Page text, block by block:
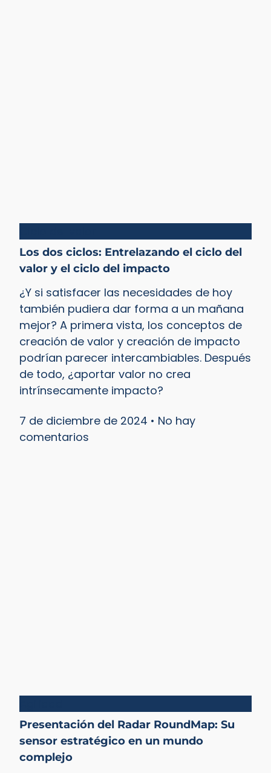
Los dos ciclos: Entrelazando el ciclo del
valor y el ciclo del impacto
¿Y si satisfacer las necesidades de hoy
también pudiera dar forma a un mañana
mejor? A primera vista, los conceptos de
creación de valor y creación de impacto
podrían parecer intercambiables. Después
de todo, ¿aportar valor no crea
intrínsecamente impacto?
7 de diciembre de 2024
No hay
comentarios
Presentación del Radar RoundMap: Su
sensor estratégico en un mundo
complejo